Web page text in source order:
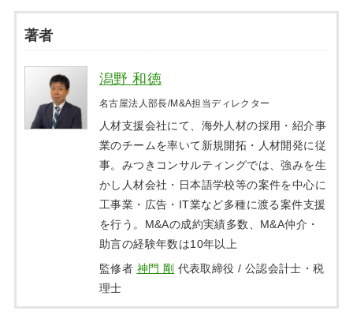
著者
潟野 和徳
名古屋法人部長/M&A担当ディレクター
人材支援会社にて、海外人材の採用・紹介事
業のチームを率いて新規開拓・人材開発に従
事。みつきコンサルティングでは、強みを生
かし人材会社・日本語学校等の案件を中心に
工事業・広告・IT業など多種に渡る案件支援
を行う。M&Aの成約実績多数、M&A仲介・
助言の経験年数は10年以上
監修者 神門 剛 代表取締役 / 公認会計士・税
理士